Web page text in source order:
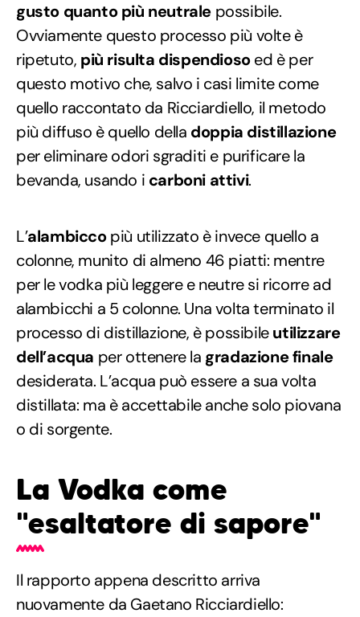
gusto quanto più neutrale possibile.
Ovviamente questo processo più volte è
ripetuto, più risulta dispendiosoed è per
questo motivo che, salvo i casi limite come
quello raccontato da Ricciardiello, il metodo
più diffuso è quello della doppia distillazione
per eliminare odori sgraditi e purificare la
bevanda, usando i carboni attivi.
L’alambiccopiù utilizzato è invece quello a
colonne, munito di almeno 46 piatti: mentre
per le vodka più leggere e neutre si ricorre ad
alambicchi a 5 colonne. Una volta terminato il
processo di distillazione, è possibileutilizzare
dell’acqua per ottenere la gradazione finale
desiderata. L’acqua può essere a sua volta
distillata: ma è accettabile anche solo piovana
o di sorgente.
La Vodka come
"esaltatore di sapore"
Il rapporto appena descritto arriva
nuovamente da Gaetano Ricciardiello: